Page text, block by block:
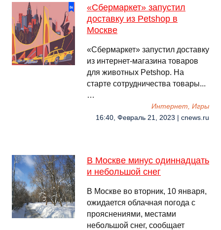
«Сбермаркет» запустил
доставку из Petshop в
Москве
«Сбермаркет» запустил доставку
из интернет-магазина товаров
для животных Petshop. На
старте сотрудничества товары...
…
Интернет, Игры
16:40, Февраль 21, 2023 | cnews.ru
В Москве минус одиннадцать
и небольшой снег
В Москве во вторник, 10 января,
ожидается облачная погода с
прояснениями, местами
небольшой снег, сообщает